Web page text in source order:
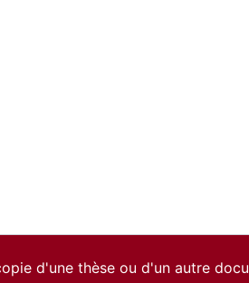
d'une thèse ou d'un autre